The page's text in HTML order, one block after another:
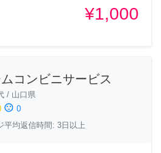
¥1,000
コンビニサービス
/ 山口県
sentiment_dissatisfied 0
平均返信時間: 3日以上